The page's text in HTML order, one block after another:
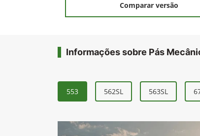
Comparar versão
Informações sobre Pás
553 562SL 563SL